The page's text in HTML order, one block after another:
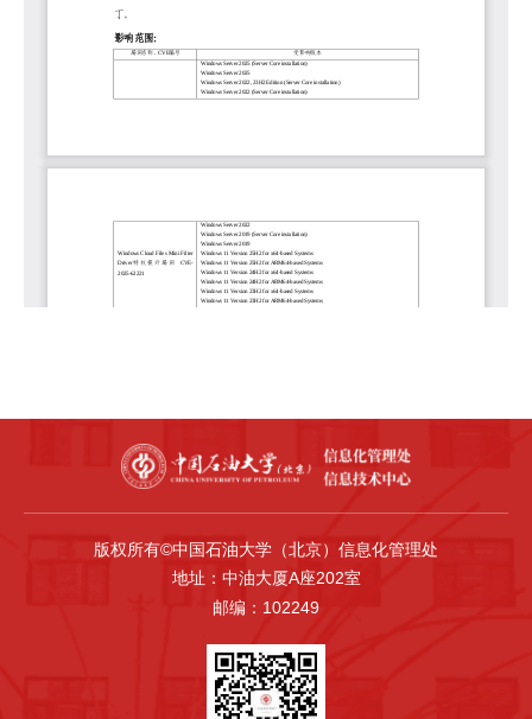
版权所有©中国石油大学（北京）信息化管理处
地址：中油大厦A座202室
邮编：102249